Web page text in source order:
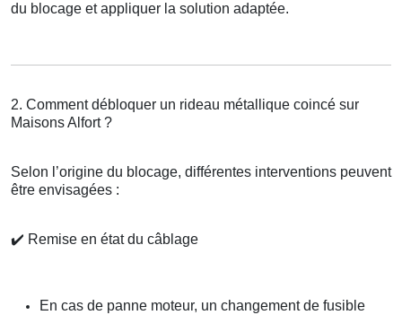
du blocage et appliquer la solution adaptée.
2. Comment débloquer un rideau métallique coincé sur
Maisons Alfort ?
Selon l’origine du blocage, différentes interventions peuvent
être envisagées :
✔️ Remise en état du câblage
En cas de panne moteur, un changement de fusible